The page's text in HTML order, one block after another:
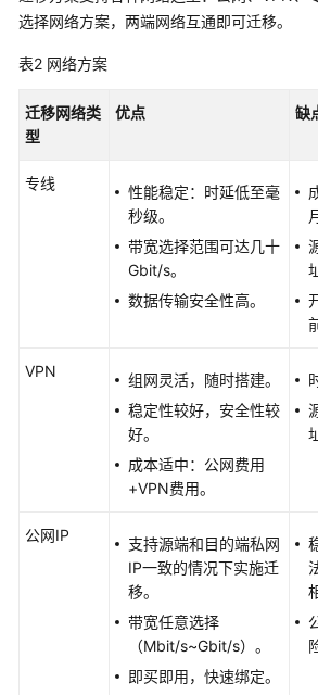
迁
到
前
选择网络方案，两端网络互通即可迁移。
表2 网络方案
迁移网络类
型
优点 缺
专线
性能稳定：时延低至毫
秒级。
带宽选择范围可达几十
Gbit/s。
数据传输安全性高。
VPN
组网灵活，随时搭建。
稳定性较好，安全性较
好。
成本适中：公网费用
+VPN费用。
公网IP
支持源端和目的端私网
IP一致的情况下实施迁
移。
带宽任意选择
（Mbit/s~Gbit/s）。
即买即用，快速绑定。